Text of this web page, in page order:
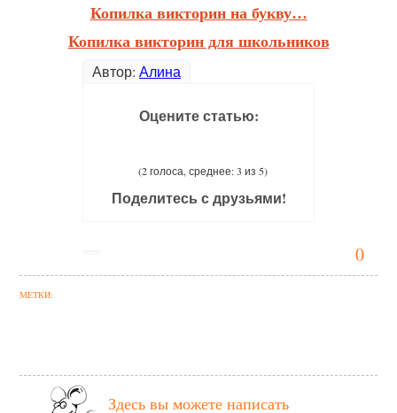
0
Копилка викторин на букву…
Копилка викторин для школьников
Автор: Алина
Оцените статью:
(2 голоса, среднее: 3 из 5)
Поделитесь с друзьями!
МЕТКИ:
Здесь вы можете написать